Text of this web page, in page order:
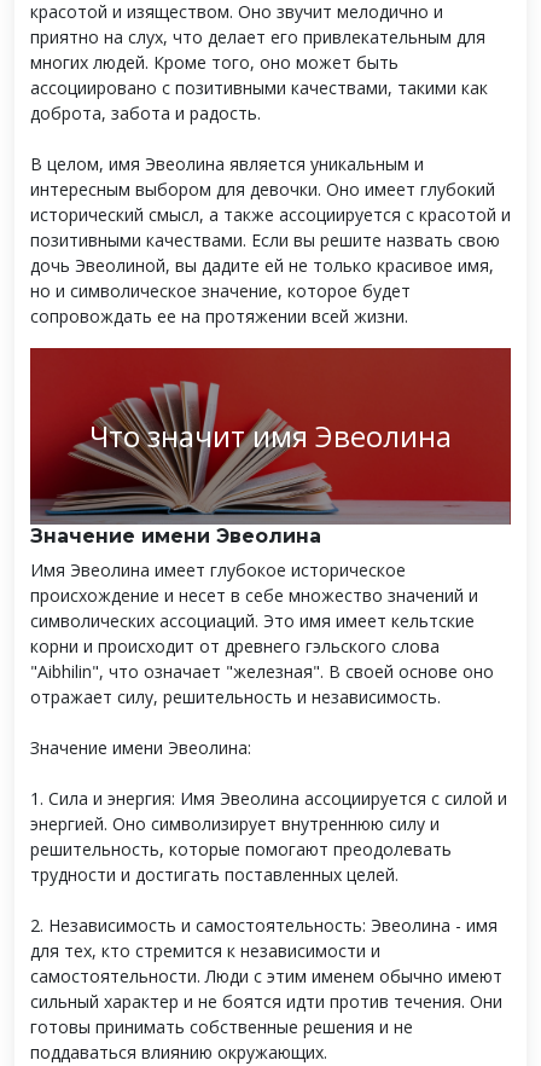
красотой и изяществом. Оно звучит мелодично и
приятно на слух, что делает его привлекательным для
многих людей. Кроме того, оно может быть
ассоциировано с позитивными качествами, такими как
доброта, забота и радость.
В целом, имя Эвеолина является уникальным и
интересным выбором для девочки. Оно имеет глубокий
исторический смысл, а также ассоциируется с красотой и
позитивными качествами. Если вы решите назвать свою
дочь Эвеолиной, вы дадите ей не только красивое имя,
но и символическое значение, которое будет
сопровождать ее на протяжении всей жизни.
Что значит имя Эвеолина
Значение имени Эвеолина
Имя Эвеолина имеет глубокое историческое
происхождение и несет в себе множество значений и
символических ассоциаций. Это имя имеет кельтские
корни и происходит от древнего гэльского слова
"Aibhilin", что означает "железная". В своей основе оно
отражает силу, решительность и независимость.
Значение имени Эвеолина:
1. Сила и энергия: Имя Эвеолина ассоциируется с силой и
энергией. Оно символизирует внутреннюю силу и
решительность, которые помогают преодолевать
трудности и достигать поставленных целей.
2. Независимость и самостоятельность: Эвеолина - имя
для тех, кто стремится к независимости и
самостоятельности. Люди с этим именем обычно имеют
сильный характер и не боятся идти против течения. Они
готовы принимать собственные решения и не
поддаваться влиянию окружающих.